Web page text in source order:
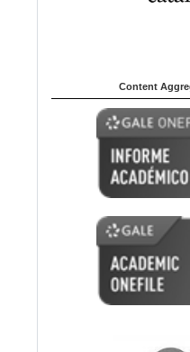
Content